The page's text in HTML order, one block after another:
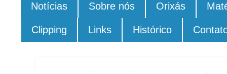
Notícias Sobre nós Orixás
Clipping Links Histórico